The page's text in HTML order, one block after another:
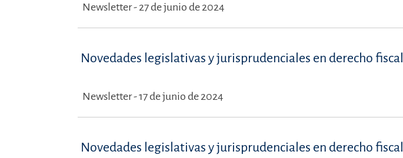
Newsletter - 27 de junio de 2024
Novedades legislativas y jurisprudenciales en derecho fiscal
Newsletter - 17 de junio de 2024
Novedades legislativas y jurisprudenciales en derecho fiscal